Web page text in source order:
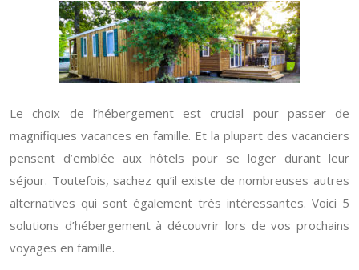
Le choix de l’hébergement est crucial pour passer de
magnifiques vacances en famille. Et la plupart des vacanciers
pensent d’emblée aux hôtels pour se loger durant leur
séjour. Toutefois, sachez qu’il existe de nombreuses autres
alternatives qui sont également très intéressantes. Voici 5
solutions d’hébergement à découvrir lors de vos prochains
voyages en famille.